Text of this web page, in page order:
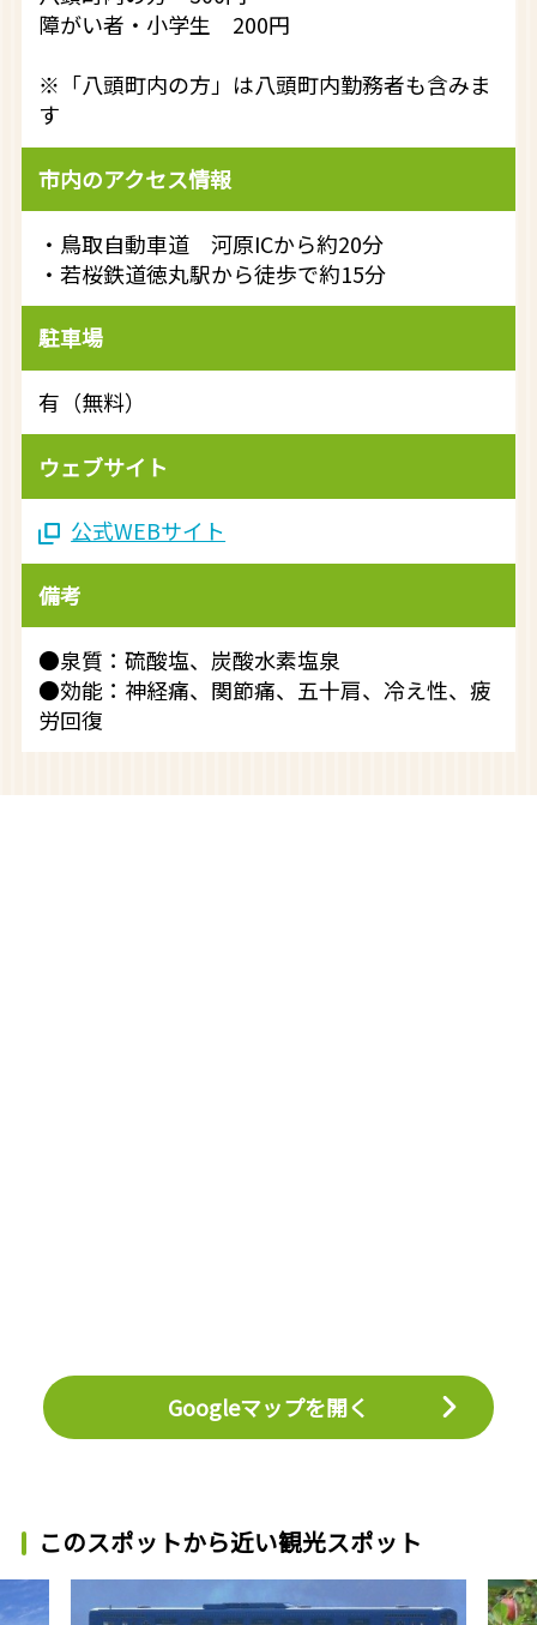
障がい者・小学生 200円
※「八頭町内の方」は八頭町内勤務者も含みま
す
市内のアクセス情報
・鳥取自動車道 河原ICから約20分
・若桜鉄道徳丸駅から徒歩で約15分
駐車場
有（無料）
ウェブサイト
公式WEBサイト
備考
●泉質：硫酸塩、炭酸水素塩泉
●効能：神経痛、関節痛、五十肩、冷え性、疲
労回復
Googleマップを開く
このスポットから近い観光スポット